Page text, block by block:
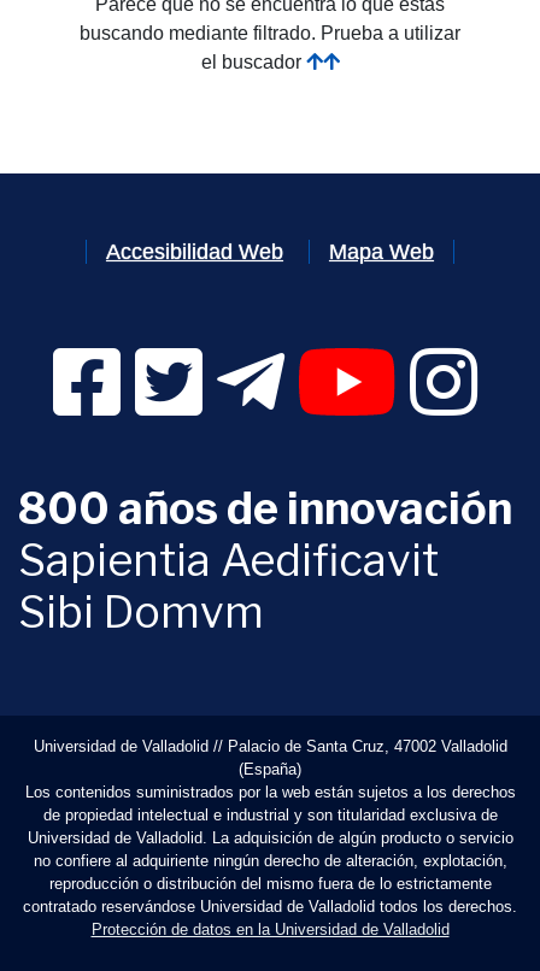
Parece que no se encuentra lo que estás
buscando mediante filtrado. Prueba a utilizar
el buscador
Accesibilidad Web Mapa Web
Facebook Digital UVa (se abrirá en una nueva
Twitter Digital UVa (se abrirá en una
Telegram Digital UVa (se
YouTube Digital
800 años de innovación
Sapientia Aedificavit
Sibi Domvm
Universidad de Valladolid // Palacio de Santa Cruz, 47002 Valladolid
(España)
Los contenidos suministrados por la web están sujetos a los derechos
de propiedad intelectual e industrial y son titularidad exclusiva de
Universidad de Valladolid. La adquisición de algún producto o servicio
no confiere al adquiriente ningún derecho de alteración, explotación,
reproducción o distribución del mismo fuera de lo estrictamente
contratado reservándose Universidad de Valladolid todos los derechos.
Protección de datos en la Universidad de Valladolid